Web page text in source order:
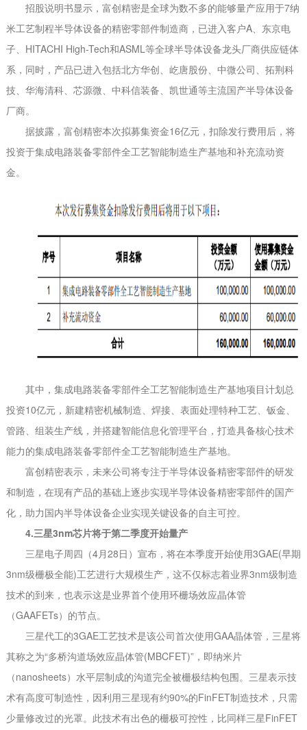
招股说明书显示，富创精密是全球为数不多的能够量产应用于7纳
米工艺制程半导体设备的精密零部件制造商，已进入客户A、东京电
子、HITACHI High-Tech和ASML等全球半导体设备龙头厂商供应链体
系，同时，产品已进入包括北方华创、屹唐股份、中微公司、拓荆科
技、华海清科、芯源微、中科信装备、凯世通等主流国产半导体设备
厂商。
据披露，富创精密本次拟募集资金16亿元，扣除发行费用后，将
投资于集成电路装备零部件全工艺智能制造生产基地和补充流动资
金。
其中，集成电路装备零部件全工艺智能制造生产基地项目计划总
投资10亿元，新建精密机械制造、焊接、表面处理特种工艺、钣金、
管路、组装生产线，并搭建智能信息化管理平台，打造具备核心技术
能力的集成电路装备零部件全工艺智能制造生产基地。
富创精密表示，未来公司将专注于半导体设备精密零部件的研发
和制造，在现有产品的基础上逐步实现半导体设备精密零部件的国产
化，助力国内半导体设备企业实现关键设备的自主可控。
4.三星3nm芯片将于第二季度开始量产
三星电子周四（4月28日）宣布，将在本季度开始使用3GAE(早期
3nm级栅极全能)工艺进行大规模生产，这不仅标志着业界3nm级制造
技术的到来，也表示这是业界首个使用环栅场效应晶体管
（GAAFETs）的节点。
三星代工的3GAE工艺技术是该公司首次使用GAA晶体管，三星将
其称之为“多桥沟道场效应晶体管(MBCFET)”，即纳米片
（nanosheets）水平层制成的沟道完全被栅极结构包围。三星表示技
术有高度可制造性，因利用三星现有约90%的FinFET制造技术，只需
少量修改过的光罩。此技术有出色的栅极可控性，比同样三星FinFET